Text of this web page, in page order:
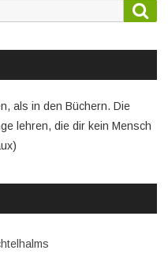
als in den Büchern. Die
lehren, die dir kein Mensch